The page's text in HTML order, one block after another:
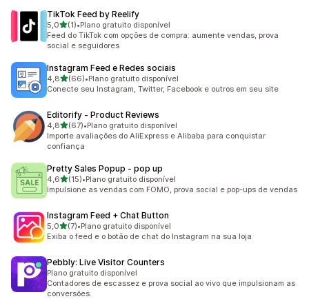
TikTok Feed by Reelify
5,0de 5 estrelas
(1)
1 avaliações ao todo
•Plano gratuito disponível
Feed do TikTok com opções de compra: aumente vendas, prova
social e seguidores
Instagram Feed e Redes sociais
4,8de 5 estrelas
(66)
66 avaliações ao todo
•Plano gratuito disponível
Conecte seu Instagram, Twitter, Facebook e outros em seu site
Editorify ‑ Product Reviews
4,8de 5 estrelas
(67)
67 avaliações ao todo
•Plano gratuito disponível
Importe avaliações do AliExpress e Alibaba para conquistar
confiança
Pretty Sales Popup ‑ pop up
4,6de 5 estrelas
(15)
15 avaliações ao todo
•Plano gratuito disponível
Impulsione as vendas com FOMO, prova social e pop-ups de vendas
Instagram Feed + Chat Button
5,0de 5 estrelas
(7)
7 avaliações ao todo
•Plano gratuito disponível
Exiba o feed e o botão de chat do Instagram na sua loja
Pebbly: Live Visitor Counters
Plano gratuito disponível
Contadores de escassez e prova social ao vivo que impulsionam as
conversões.